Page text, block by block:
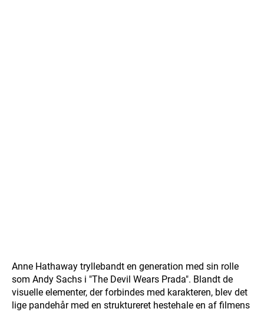
Anne Hathaway tryllebandt en generation med sin rolle
som Andy Sachs i "The Devil Wears Prada". Blandt de
visuelle elementer, der forbindes med karakteren, blev det
lige pandehår med en struktureret hestehale en af filmens